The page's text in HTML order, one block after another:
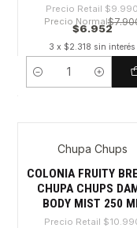
Precio Retail $9.990
Precio Normal
$6.952
3 x $2.318 sin interés
Cantidad
-36%Chupa Chups
COLONIA FRUITY
CHUPA CHUPS
BODY MIST 250
Precio Retail